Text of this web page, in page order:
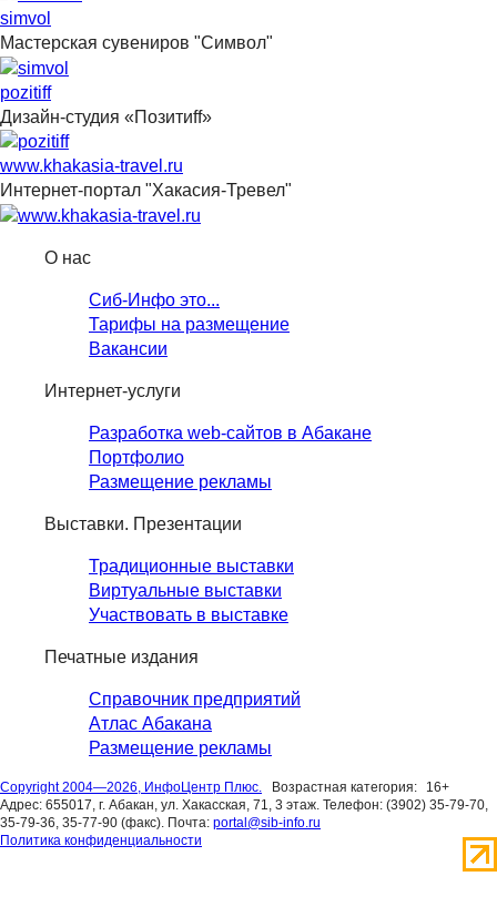
simvol
Мастерская сувениров "Символ"
pozitiff
Дизайн-студия «Позитиff»
www.khakasia-travel.ru
Интернет-портал "Хакасия-Тревел"
О нас
Сиб-Инфо это...
Тарифы на размещение
Вакансии
Интернет-услуги
Разработка web-сайтов в Абакане
Портфолио
Размещение рекламы
Выставки. Презентации
Традиционные выставки
Виртуальные выставки
Участвовать в выставке
Печатные издания
Справочник предприятий
Атлас Абакана
Размещение рекламы
Copyright 2004—2026, ИнфоЦентр Плюс. Возрастная категория:
16+
Адрес: 655017, г. Абакан, ул. Хакасская, 71, 3 этаж. Телефон: (3902) 35-79-70,
35-79-36, 35-77-90 (факс). Почта: portal@sib-info.ru
Политика конфиденциальности